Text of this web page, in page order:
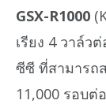
GSX-R1000
เรียง 4 วาล์ว
ซีซี ที่สามารถ
11,000 รอบ